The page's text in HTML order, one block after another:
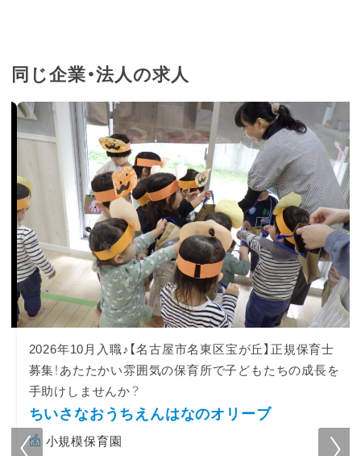
同じ企業・法人の求人
2026年10月入職♪【名古屋市名東区宝が丘】正規保育士
募集！あたたかい雰囲気の保育所で子どもたちの成長を
手助けしませんか？
ちいさなおうちえんはなのオリーブ
小規模保育園